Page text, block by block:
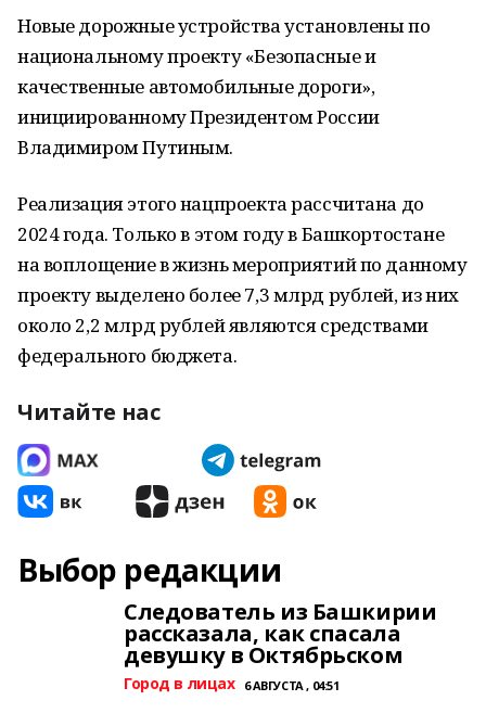
Новые дорожные устройства установлены по
национальному проекту «Безопасные и
качественные автомобильные дороги»,
инициированному Президентом России
Владимиром Путиным.
Реализация этого нацпроекта рассчитана до
2024 года. Только в этом году в Башкортостане
на воплощение в жизнь мероприятий по данному
проекту выделено более 7,3 млрд рублей, из них
около 2,2 млрд рублей являются средствами
федерального бюджета.
Читайте нас
Выбор редакции
Следователь из Башкирии
рассказала, как спасала
девушку в Октябрьском
Город в лицах 6 АВГУСТА , 04:51